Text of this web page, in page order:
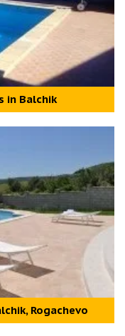
in Balchik
Rogachevo